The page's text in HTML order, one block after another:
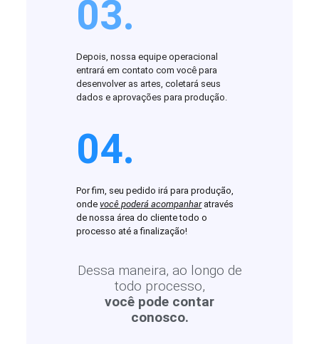
03.
Depois, nossa equipe operacional
entrará em contato com você para
desenvolver as artes, coletará seus
dados e aprovações para produção.
04.
Por fim, seu pedido irá para produção,
ondevocê poderá acompanharatravés
de nossa área do cliente todo o
processo até a finalização!
Dessa maneira, ao longo de
todo processo,
você pode contar
conosco.